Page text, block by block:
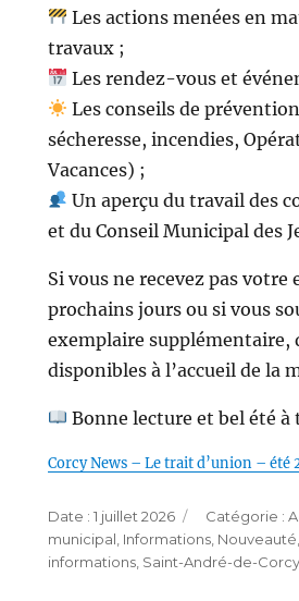
Les actions menées en
travaux ;
Les rendez-vous et
Les conseils de
sécheresse, incendies,
Vacances) ;
Un aperçu du travail des
et du Conseil Municipal des
Si vous ne recevez pas votre
prochains jours ou si vous
exemplaire supplémentaire,
disponibles à l’accueil de la
Bonne lecture et bel été à
Corcy News – Le trait d’union – été
Publié
le
1 juillet 2026
municipal Informations, Nouveauté
informations, Saint-André-de-Corcy